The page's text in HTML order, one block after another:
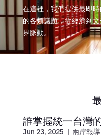
在這裡，我們提供最即
的各類議題，從經濟到
界脈動。
誰掌握統一台灣
Jun 23, 2025 | 兩岸報導